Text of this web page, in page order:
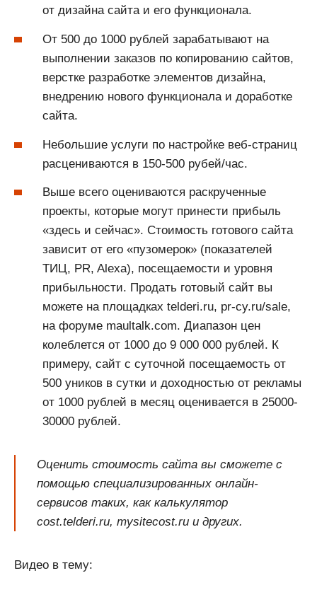
от дизайна сайта и его функционала.
От 500 до 1000 рублей зарабатывают на
выполнении заказов по копированию сайтов,
верстке разработке элементов дизайна,
внедрению нового функционала и доработке
сайта.
Небольшие услуги по настройке веб-страниц
расцениваются в 150-500 рубей/час.
Выше всего оцениваются раскрученные
проекты, которые могут принести прибыль
«здесь и сейчас». Стоимость готового сайта
зависит от его «пузомерок» (показателей
ТИЦ, PR, Alexa), посещаемости и уровня
прибыльности. Продать готовый сайт вы
можете на площадках telderi.ru, pr-cy.ru/sale,
на форуме maultalk.com. Диапазон цен
колеблется от 1000 до 9 000 000 рублей. К
примеру, сайт с суточной посещаемость от
500 уников в сутки и доходностью от рекламы
от 1000 рублей в месяц оценивается в 25000-
30000 рублей.
Оценить стоимость сайта вы сможете с
помощью специализированных онлайн-
сервисов таких, как калькулятор
cost.telderi.ru, mysitecost.ru и других.
Видео в тему: